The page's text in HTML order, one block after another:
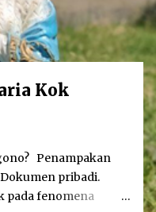
Kok
Penampakan
pribadi.
pada fenomena